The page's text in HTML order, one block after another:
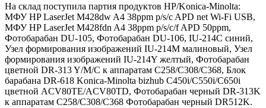
На склад поступила партия продуктов HP/Konica-Minolta:
МФУ HP LaserJet M428dw A4 38ppm p/s/c APD net Wi-Fi USB,
МФУ HP LaserJet M428fdn A4 38ppm p/s/c/f APD 50ppm,
Фотобарабан DU-105, Фотобарабан DU-106, IU-214C синий,
Узел формирования изображений IU-214M малиновый, Узел
формирования изображений IU-214Y желтый, Фотобарабан
цветной DR-313 Y/M/C к аппаратам C258/C308/C368, Блок
барабана DR-618 Konica-Minolta bizhub C450i/C550i/C650i
цветной ACV80TE/ACV80TD, Фотобарабан черный DR-313K
к аппаратам C258/C308/C368 Фотобарабан черный DR512K.